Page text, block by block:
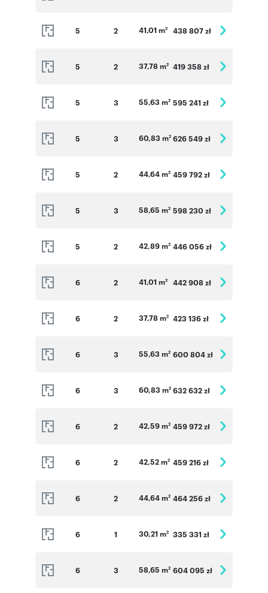
5 2 41,01 m2 438 807 zł
5 2 37,78 m2 419 358 zł
5 3 55,63 m2 595 241 zł
5 3 60,83 m2 626 549 zł
5 2 44,64 m2 459 792 zł
5 3 58,65 m2 598 230 zł
5 2 42,89 m2 446 056 zł
6 2 41,01 m2 442 908 zł
6 2 37,78 m2 423 136 zł
6 3 55,63 m2 600 804 zł
6 3 60,83 m2 632 632 zł
6 2 42,59 m2 459 972 zł
6 2 42,52 m2 459 216 zł
6 2 44,64 m2 464 256 zł
6 1 30,21 m2 335 331 zł
6 3 58,65 m2 604 095 zł